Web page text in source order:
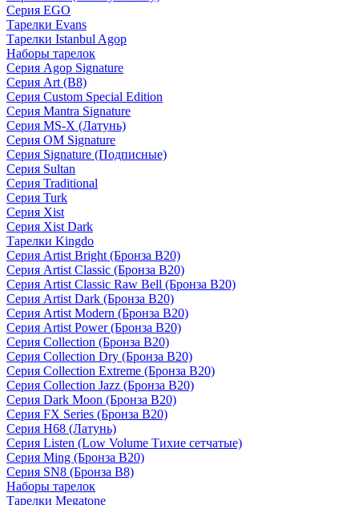
Серия EGO
Тарелки Evans
Тарелки Istanbul Agop
Наборы тарелок
Серия Agop Signature
Серия Art (B8)
Серия Custom Special Edition
Серия Mantra Signature
Серия MS-X (Латунь)
Серия OM Signature
Серия Signature (Подписные)
Серия Sultan
Серия Traditional
Серия Turk
Серия Xist
Серия Xist Dark
Тарелки Kingdo
Серия Artist Bright (Бронза B20)
Серия Artist Classic (Бронза B20)
Серия Artist Classic Raw Bell (Бронза B20)
Серия Artist Dark (Бронза B20)
Серия Artist Modern (Бронза B20)
Серия Artist Power (Бронза B20)
Серия Collection (Бронза B20)
Серия Collection Dry (Бронза B20)
Серия Collection Extreme (Бронза B20)
Серия Collection Jazz (Бронза B20)
Серия Dark Moon (Бронза B20)
Серия FX Series (Бронза B20)
Серия H68 (Латунь)
Серия Listen (Low Volume Тихие сетчатые)
Серия Ming (Бронза B20)
Серия SN8 (Бронза B8)
Наборы тарелок
Тарелки Megatone